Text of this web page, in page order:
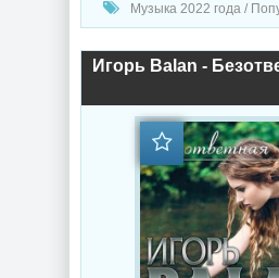
Музыка 2022 года / Популярная музыка /